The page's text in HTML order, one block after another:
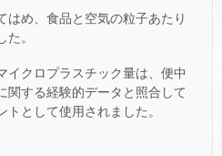
はめ、食品と空気の粒子あたり
。
イクロプラスチック量は、便中
関する経験的データと照合して
として使用されました。